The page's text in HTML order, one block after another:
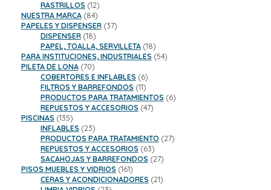
productos
RASTRILLOS 1212
productos
NUESTRA MARCA 8484
productos
PAPELES Y DISPENSER 3737
DISPENSER 1818
productos
PAPEL, TOALLA, SERVILLETA 1818
productos
PARA INSTITUCIONES, INDUSTRIALES 5454
PILETA DE LONA 7070
productos
COBERTORES E INFLABLES 66
productos
FILTROS Y BARREFONDOS 1111
productos
PRODUCTOS PARA TRATAMIENTOS 66
REPUESTOS Y ACCESORIOS 4747
PISCINAS 135135
productos
INFLABLES 2323
productos
PRODUCTOS PARA TRATAMIENTO 2727
REPUESTOS Y ACCESORIOS 6363
productos
SACAHOJAS Y BARREFONDOS 2727
PISOS MUEBLES Y VIDRIOS 161161
productos
CERAS Y ACONDICIONADORES 2121